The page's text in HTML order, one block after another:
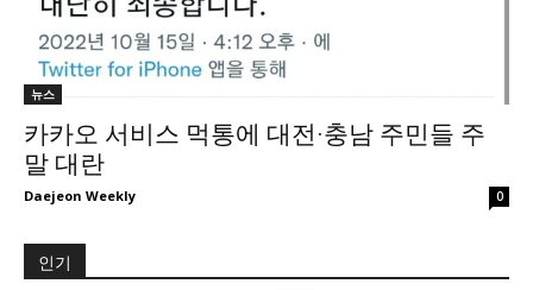
뉴스
카카오 서비스 먹통에 대전·충남 주민들 주
말 대란
Daejeon Weekly 0
인기